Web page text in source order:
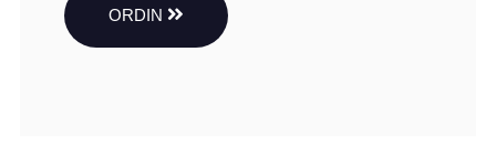
ORDIN